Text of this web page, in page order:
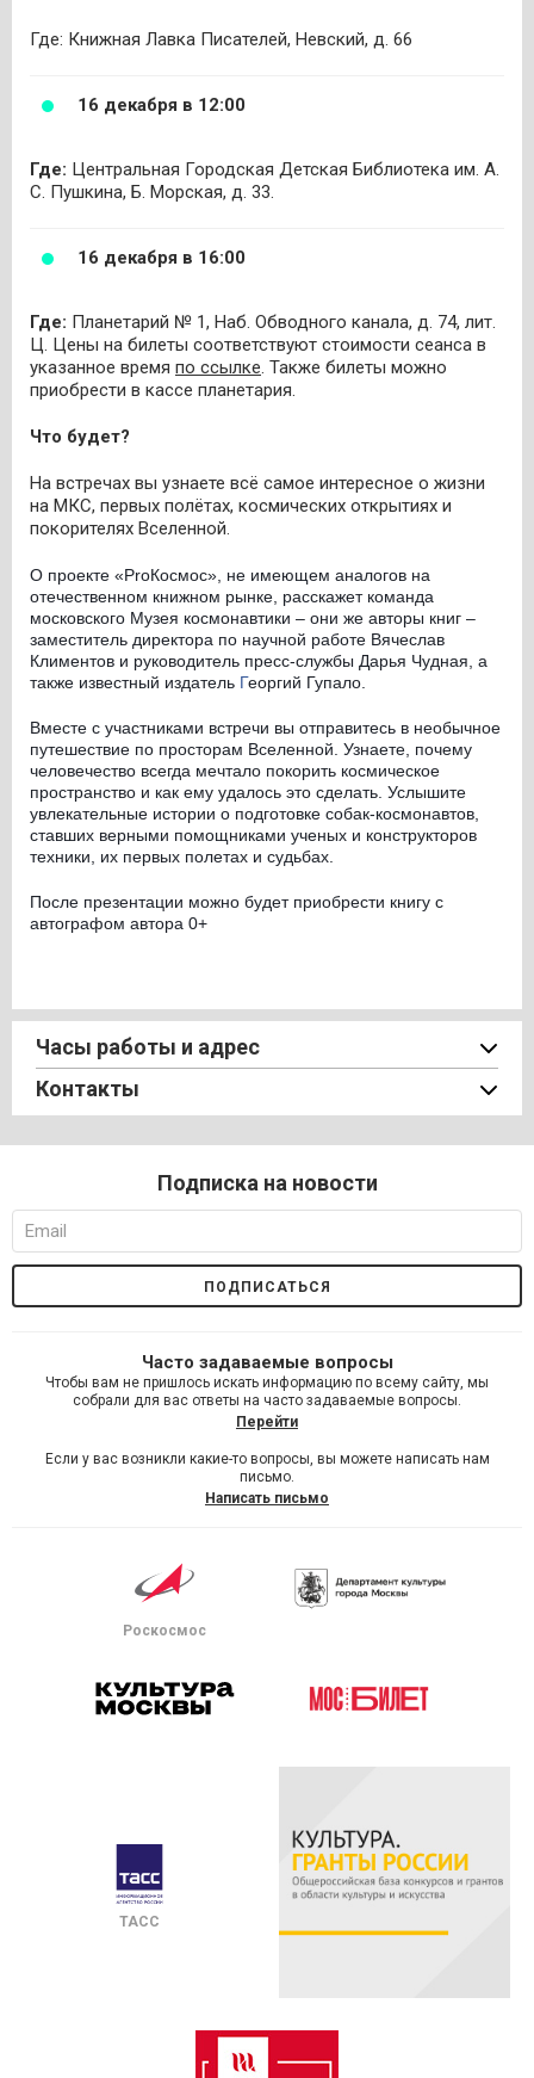
Где: Книжная Лавка Писателей, Невский, д. 66
16 декабря в 12:00
Где: Центральная Городская Детская Библиотека им. А.
С. Пушкина, Б. Морская, д. 33.
16 декабря в 16:00
Где: Планетарий № 1, Наб. Обводного канала, д. 74, лит.
Ц. Цены на билеты соответствуют стоимости сеанса в
указанное время по ссылке. Также билеты можно
приобрести в кассе планетария.
Что будет?
На встречах вы узнаете всё самое интересное о жизни
на МКС, первых полётах, космических открытиях и
покорителях Вселенной.
О проекте «ProКосмос», не имеющем аналогов на
отечественном книжном рынке, расскажет команда
московского Музея космонавтики – они же авторы книг –
заместитель директора по научной работе Вячеслав
Климентов и руководитель пресс-службы Дарья Чудная, а
также известный издатель Георгий Гупало.
Вместе с участниками встречи вы отправитесь в необычное
путешествие по просторам Вселенной. Узнаете, почему
человечество всегда мечтало покорить космическое
пространство и как ему удалось это сделать. Услышите
увлекательные истории о подготовке собак-космонавтов,
ставших верными помощниками ученых и конструкторов
техники, их первых полетах и судьбах.
После презентации можно будет приобрести книгу с
автографом автора 0+
Часы работы и адрес
Контакты
Подписка на новости
Часто задаваемые вопросы
Чтобы вам не пришлось искать информацию по всему сайту, мы
собрали для вас ответы на часто задаваемые вопросы.
Перейти
Если у вас возникли какие-то вопросы, вы можете написать нам
письмо.
Написать письмо
Роскосмос
ТАСС